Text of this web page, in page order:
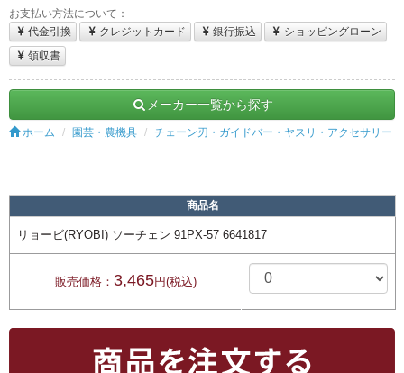
お支払い方法について：
代金引換
クレジットカード 銀行振込
ショッピングローン
領収書
メーカー一覧から探す
ホーム 園芸・農機具 チェーン刃・ガイドバー・ヤスリ・アクセサリー
商品名
リョービ(RYOBI) ソーチェン 91PX-57 6641817
販売価格： 3,465円(税込)